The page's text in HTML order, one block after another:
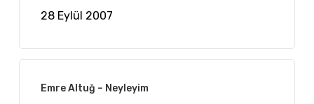
28 Eylül 2007
Emre Altuğ – Neyleyim